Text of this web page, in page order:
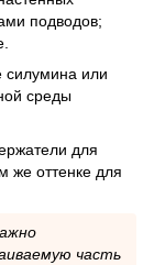
подводов;
силумина или
среды
для
же оттенке для
часть